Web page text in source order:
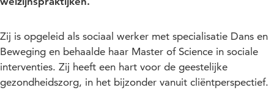
Zij is opgeleid als sociaal werker met specialisatie Dans en
Beweging en behaalde haar Master of Science in sociale
interventies. Zij heeft een hart voor de geestelijke
gezondheidszorg, in het bijzonder vanuit cliëntperspectief.